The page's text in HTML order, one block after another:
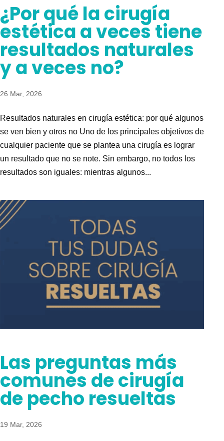
¿Por qué la cirugía
estética a veces tiene
resultados naturales
y a veces no?
26 Mar, 2026
Resultados naturales en cirugía estética: por qué algunos
se ven bien y otros no Uno de los principales objetivos de
cualquier paciente que se plantea una cirugía es lograr
un resultado que no se note. Sin embargo, no todos los
resultados son iguales: mientras algunos...
Las preguntas más
comunes de cirugía
de pecho resueltas
19 Mar, 2026